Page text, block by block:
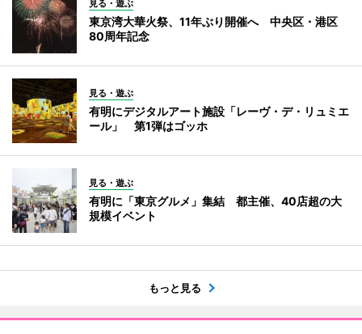
見る・遊ぶ
東京湾大華火祭、11年ぶり開催へ 中央区・港区
80周年記念
見る・遊ぶ
有明にデジタルアート施設「レーヴ・デ・リュミエ
ール」 第1弾はゴッホ
見る・遊ぶ
有明に「東京グルメ」集結 都主催、40店超の大
規模イベント
もっと見る